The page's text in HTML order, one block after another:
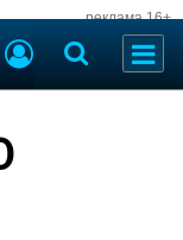
реклама 16+